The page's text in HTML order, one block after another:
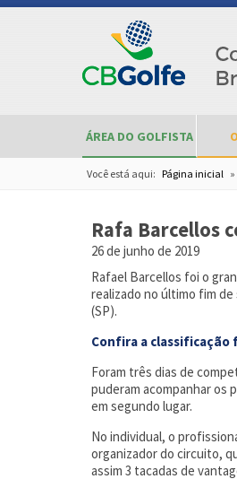
ÁREA DO GOLFISTA
Você está aqui: Página inicial »
Rafa Barcellos
26 de junho de 2019
Rafael Barcellos foi o
realizado no último fim de
(SP).
Confira a
Foram três dias de
puderam acompanhar os
em segundo lugar.
No individual, o
organizador do circuito,
assim 3 tacadas de